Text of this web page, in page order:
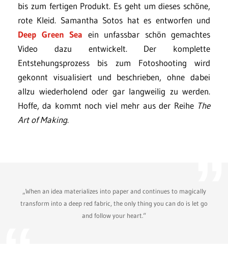
bis zum fertigen Produkt. Es geht um dieses schöne,
rote Kleid. Samantha Sotos hat es entworfen und
Deep Green Sea ein unfassbar schön gemachtes
Video dazu entwickelt. Der komplette
Entstehungsprozess bis zum Fotoshooting wird
gekonnt visualisiert und beschrieben, ohne dabei
allzu wiederholend oder gar langweilig zu werden.
Hoffe, da kommt noch viel mehr aus der Reihe The
Art of Making.
„When an idea materializes into paper and continues to magically
transform into a deep red fabric, the only thing you can do is let go
and follow your heart.“